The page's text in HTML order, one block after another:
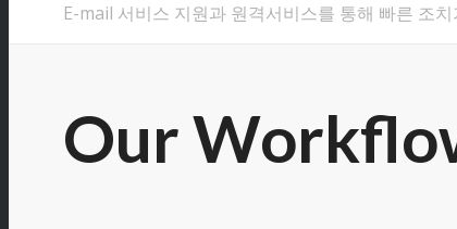
E-mail 서비스 지원과 원격서비스를 통해 빠른 조
Our